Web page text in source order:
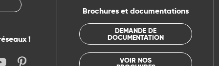
!
Brochures et documentations
DEMANDE DE
DOCUMENTATION
VOIR NOS